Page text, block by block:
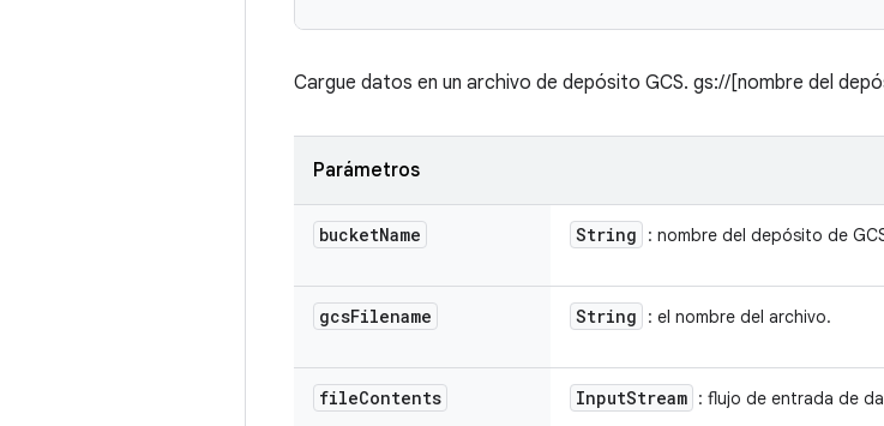
Cargue datos en un archivo de depósito GCS. gs://[nombre del
Parámetros
bucketName String : nombre del depósito de
gcsFilename String : el nombre del archivo.
fileContents InputStream : flujo de entrada de